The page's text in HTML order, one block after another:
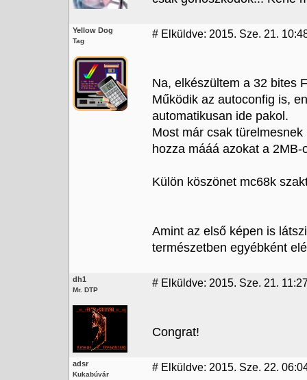
Yellow Dog
Tag
# Elküldve: 2015. Sze. 21.
Na, elkészültem a 32 bites
Működik az autoconfig is,
automatikusan ide pakol.
Most már csak
hozza mááá azokat a
Külön köszönet mc68k
Amint az első képen is
természetben egyébként
dh1
Mr. DTP
# Elküldve: 2015. Sze. 21.
Congrat!
adsr
Kukabúvár
# Elküldve: 2015. Sze. 22.